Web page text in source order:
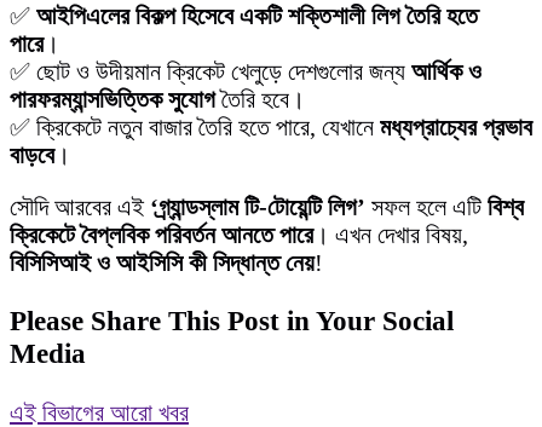
✅ আইপিএলের বিকল্প হিসেবে একটি শক্তিশালী লিগ তৈরি হতে
পারে।
✅ ছোট ও উদীয়মান ক্রিকেট খেলুড়ে দেশগুলোর জন্য আর্থিক ও
পারফরম্যান্সভিত্তিক সুযোগতৈরি হবে।
✅ ক্রিকেটে নতুন বাজার তৈরি হতে পারে, যেখানে মধ্যপ্রাচ্যের প্রভাব
বাড়বে।
সৌদি আরবের এই ‘গ্র্যান্ডস্লাম টি-টোয়েন্টি লিগ’ সফল হলে এটি বিশ্ব
ক্রিকেটে বৈপ্লবিক পরিবর্তন আনতে পারে। এখন দেখার বিষয়,
বিসিসিআই ও আইসিসি কী সিদ্ধান্ত নেয়!
Please Share This Post in Your Social
Media
এই বিভাগের আরো খবর